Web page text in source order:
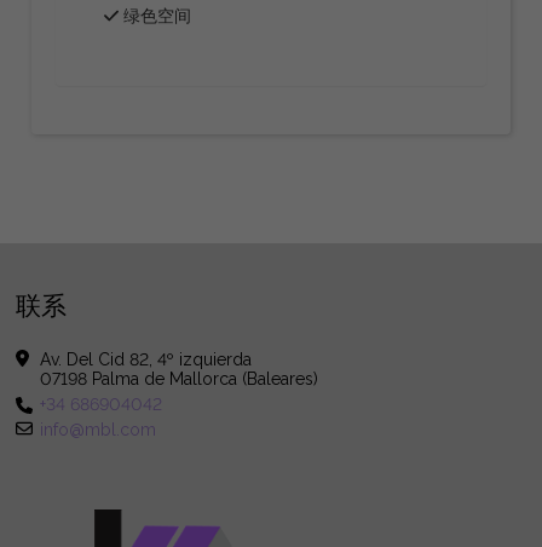
绿色空间
联系
Av. Del Cid 82, 4º izquierda
07198 Palma de Mallorca (Baleares)
+34 686904042
info@mbl.com